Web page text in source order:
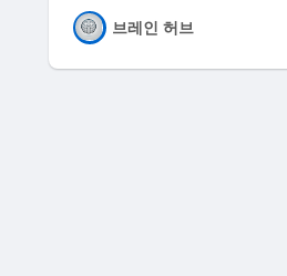
브레인 허브